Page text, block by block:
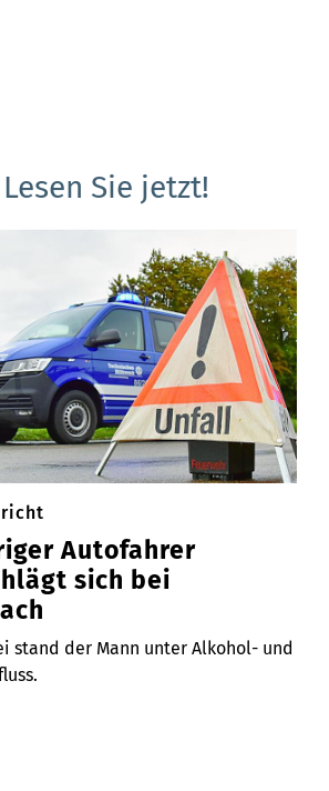
Lesen Sie jetzt!
Autofahrer
sich bei
stand der Mann unter Alkohol- und